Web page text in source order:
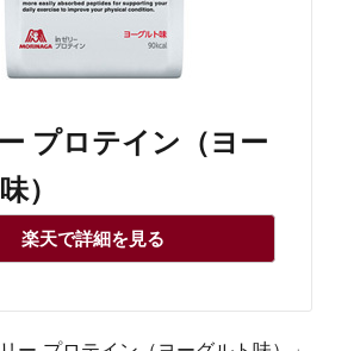
プロテイン（ヨー
）
楽天で詳細を見る